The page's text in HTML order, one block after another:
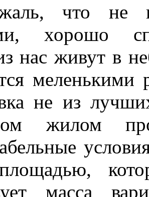
что не
хорошо
нас живут в
меленькими
не из
жилом
масса